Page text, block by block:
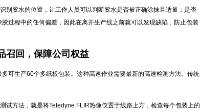
胶水的位置，让工作人员可以判断胶水是否被正确涂抹且适量；是否
过程中的任何偏差，因此在离开生产线之前就可以发现缺陷，防止包装
召回，保障公司权益
生产60个多纸板包装。这种高速作业需要最新的高速检测方法。传统
方法，就是将Teledyne FLIR热像仪置于线路上方，检查每个包装上的